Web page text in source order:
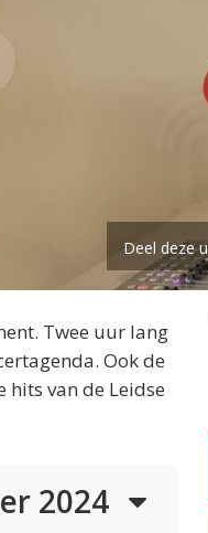
Deel deze
Twee uur lang
Ook de
van de Leidse
2024